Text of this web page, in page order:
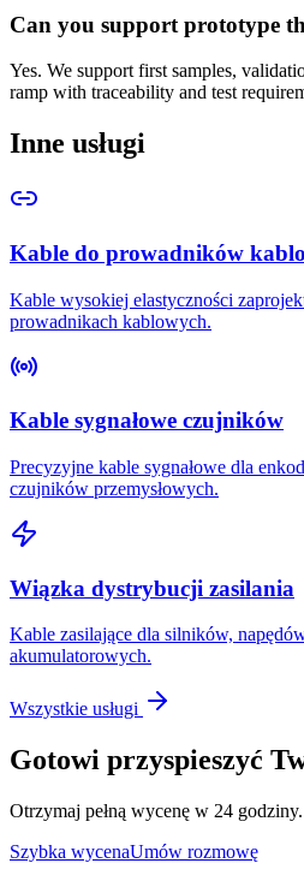
Can you support prototype
Yes. We support first samples,
ramp with traceability and test
Inne usługi
Kable do prowadników
Kable wysokiej elastyczności
prowadnikach kablowych.
Kable sygnałowe czujników
Precyzyjne kable sygnałowe dla
czujników przemysłowych.
Wiązka dystrybucji zasilania
Kable zasilające dla silników,
akumulatorowych.
Wszystkie usługi
Gotowi przyspieszyć
Otrzymaj pełną wycenę w 24
Szybka wycenaUmów rozmowę